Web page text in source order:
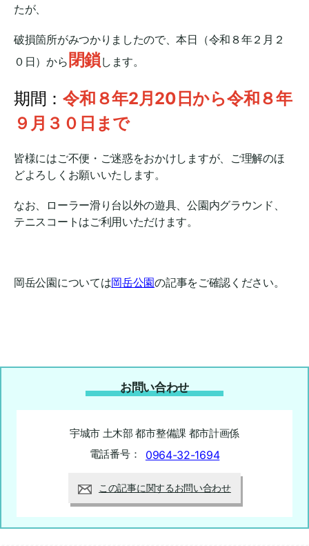
たが、
破損箇所がみつかりましたので、本日（令和８年２月２
０日）から 閉鎖します。
期間：令和８年2月20日 から令和８年
９月３０日まで
皆様にはご不便・ご迷惑をおかけしますが、ご理解のほ
どよろしくお願いいたします。
なお、ローラー滑り台以外の遊具、公園内グラウンド、
テニスコートはご利用いただけます。
岡岳公園については岡岳公園の記事をご確認ください。
お問い合わせ
宇城市 土木部 都市整備課 都市計画係
電話番号：
0964-32-1694
この記事に関するお問い合わせ